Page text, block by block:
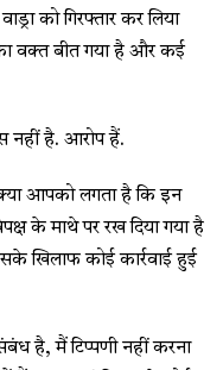
को गिरफ्तार कर लिया
का वक्त बीत गया है और कई
नहीं है. आरोप हैं.
आपको लगता है कि इन
के माथे पर रख दिया गया है
खिलाफ कोई कार्रवाई हुई
है, मैं टिप्पणी नहीं करना